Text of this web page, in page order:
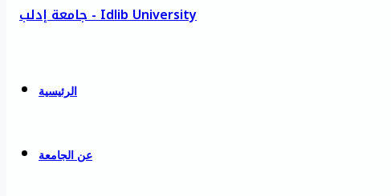
الرئيسية
عن الجامعة